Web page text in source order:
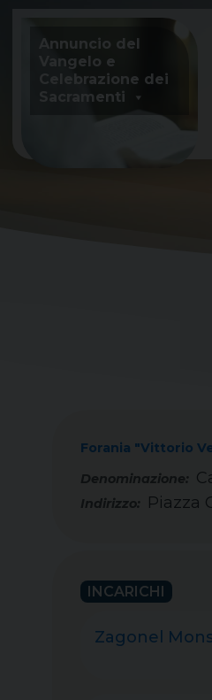
content
Annuncio del
Vangelo e
Celebrazione dei
Sacramenti
Forania "Vittorio
Indirizzo: Piazza
INCARICHI
Zagonel